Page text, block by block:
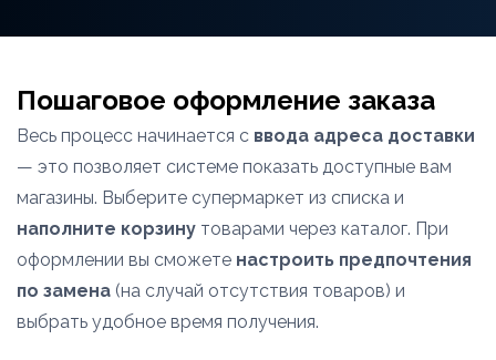
Пошаговое оформление заказа
Весь процесс начинается с ввода адреса доставки
— это позволяет системе показать доступные вам
магазины. Выберите супермаркет из списка и
наполните корзину товарами через каталог. При
оформлении вы сможете настроить предпочтения
по замена (на случай отсутствия товаров) и
выбрать удобное время получения.